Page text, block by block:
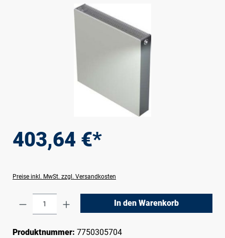
Bildergalerie überspringen
403,64 €*
Preise inkl. MwSt. zzgl. Versandkosten
Produkt Anzahl: Gib den gewünschten
In den Warenkorb
Produktnummer: 7750305704